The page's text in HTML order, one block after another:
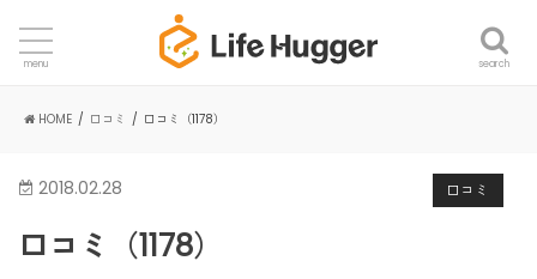
search
menu
HOME 口コミ 口コミ（1178）
口コミ
2018.02.28
口コミ（1178）